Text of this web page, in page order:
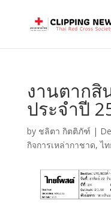
งานตาก
ประจำปี
by ชลิตา กิตติภัฑ์ |
กิจการเหล่ากาชาด,ไ